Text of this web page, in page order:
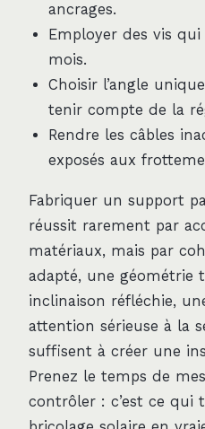
ancrages.
Employer des vis
mois.
Choisir l’angle
tenir compte de la
Rendre les câbles
exposés aux
Fabriquer un support
réussit rarement par
matériaux, mais par
adapté, une géométrie
inclinaison réfléchie,
attention sérieuse à la
suffisent à créer une
Prenez le temps de
contrôler : c’est ce qui